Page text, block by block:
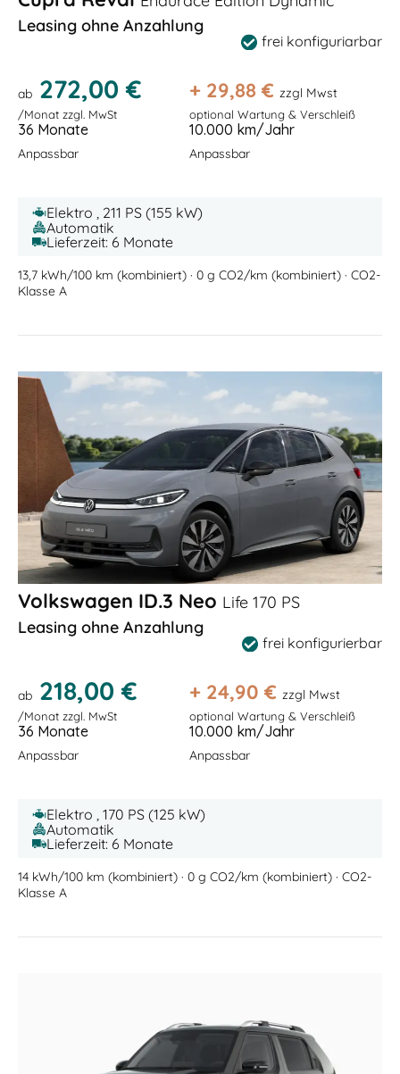
Leasing ohne Anzahlung
frei konfiguriarbar
ab 272,00 €
/Monat zzgl. MwSt
+ 29,88 € zzgl Mwst
optional Wartung & Verschleiß
36 Monate
Anpassbar
10.000 km/Jahr
Anpassbar
Elektro , 211 PS (155 kW)
Automatik
Lieferzeit: 6 Monate
13,7 kWh/100 km (kombiniert) · 0 g CO2/km (kombiniert) · CO2-
Klasse A
Volkswagen ID.3 Neo Life 170 PS
Leasing ohne Anzahlung
frei konfigurierbar
ab 218,00 €
/Monat zzgl. MwSt
+ 24,90 € zzgl Mwst
optional Wartung & Verschleiß
36 Monate
Anpassbar
10.000 km/Jahr
Anpassbar
Elektro , 170 PS (125 kW)
Automatik
Lieferzeit: 6 Monate
14 kWh/100 km (kombiniert) · 0 g CO2/km (kombiniert) · CO2-
Klasse A